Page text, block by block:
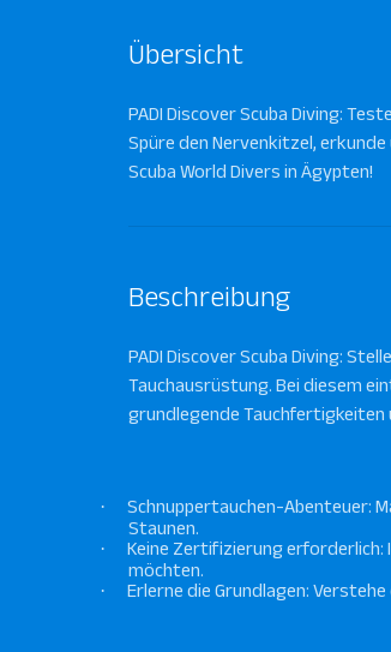
Übersicht
PADI Discover Scuba Diving:
Spüre den Nervenkitzel,
Scuba World Divers in Ägypten!
Beschreibung
PADI Discover Scuba Diving:
Tauchausrüstung. Bei diesem
grundlegende
·
Schnuppertauchen-Abenteuer:
Staunen.
·
Keine Zertifizierung erforderlich:
möchten.
·
Erlerne die Grundlagen: